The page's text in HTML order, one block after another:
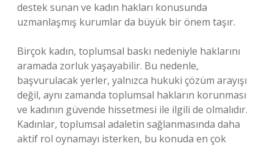
destek sunan ve kadın hakları konusunda
uzmanlaşmış kurumlar da büyük bir önem taşır.
Birçok kadın, toplumsal baskı nedeniyle haklarını
aramada zorluk yaşayabilir. Bu nedenle,
başvurulacak yerler, yalnızca hukuki çözüm arayışı
değil, aynı zamanda toplumsal hakların korunması
ve kadının güvende hissetmesi ile ilgili de olmalıdır.
Kadınlar, toplumsal adaletin sağlanmasında daha
aktif rol oynamayı isterken, bu konuda en çok